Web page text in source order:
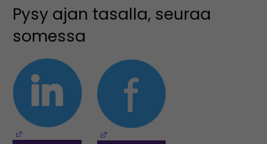
Pysy ajan tasalla, seuraa
somessa
(Opens in a new window)